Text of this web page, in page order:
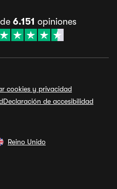
6.151 opiniones
cookies y privacidad
Declaración de accesibilidad
Reino Unido